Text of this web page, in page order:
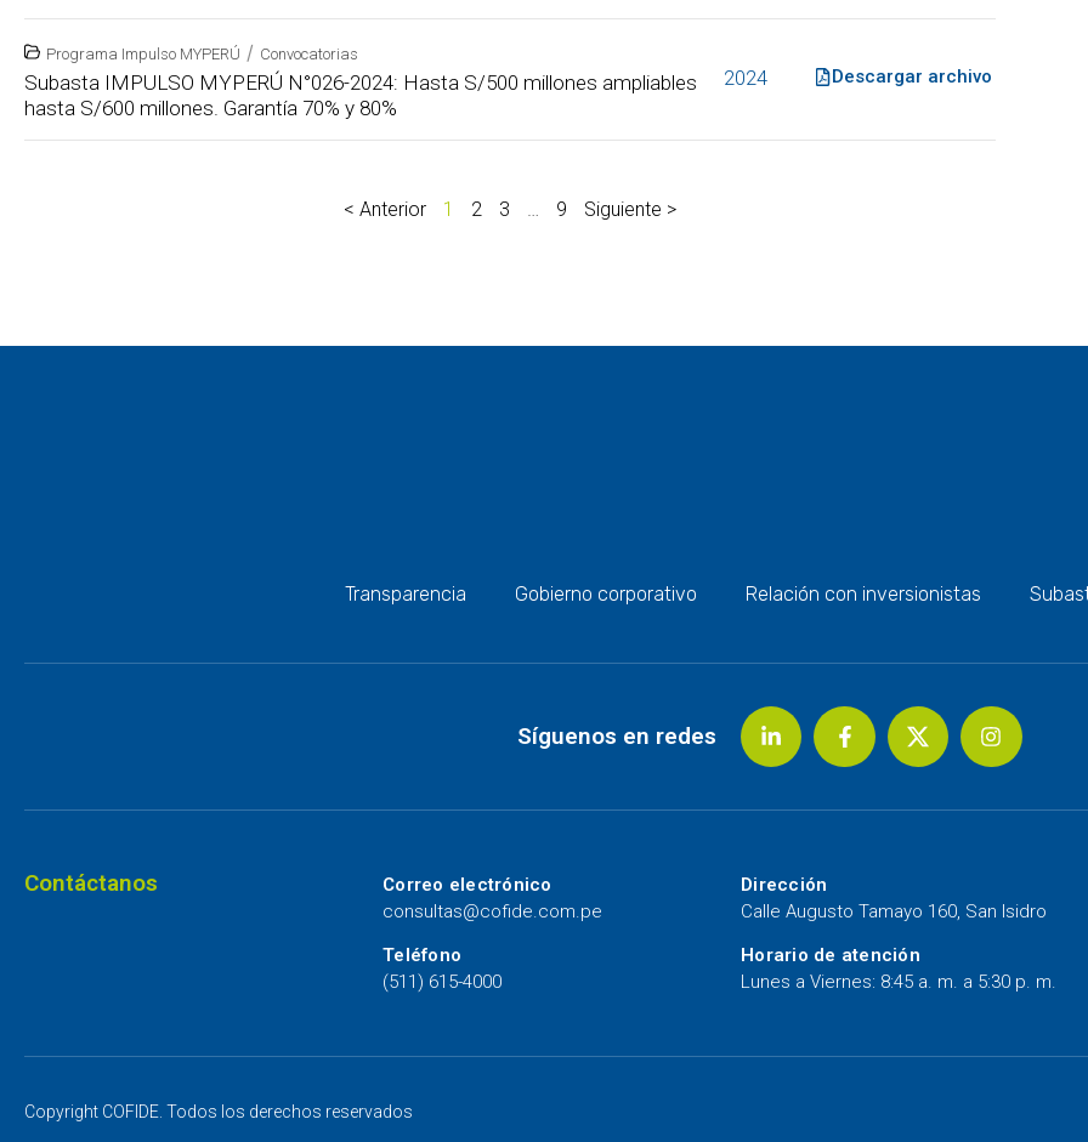
Programa Impulso MYPERÚ / Convocatorias
Subasta IMPULSO MYPERÚ N°026-2024: Hasta S/500 millones ampliables
hasta S/600 millones. Garantía 70% y 80%
2024 Descargar archivo
< Anterior 1 2 3 9 Siguiente >
Transparencia Gobierno corporativo Relación con inversionistas
Síguenos en redes
Contáctanos
Correo electrónico
consultas@cofide.com.pe
Teléfono
(511) 615-4000
Dirección
Calle Augusto Tamayo 160, San Isidro
Horario de atención
Lunes a Viernes: 8:45 a. m. a 5:30 p. m.
Copyright COFIDE. Todos los derechos reservados